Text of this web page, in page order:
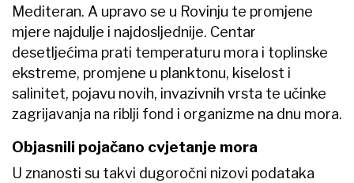
Mediteran. A upravo se u Rovinju te promjene
mjere najdulje i najdosljednije. Centar
desetljećima prati temperaturu mora i toplinske
ekstreme, promjene u planktonu, kiselost i
salinitet, pojavu novih, invazivnih vrsta te učinke
zagrijavanja na riblji fond i organizme na dnu mora.
Objasnili pojačano cvjetanje mora
U znanosti su takvi dugoročni nizovi podataka